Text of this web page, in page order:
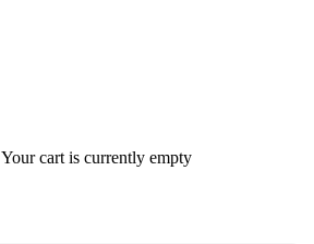
Your cart is currently empty